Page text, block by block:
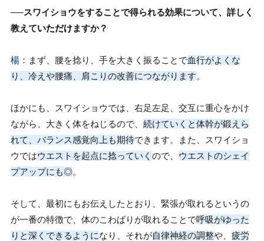
──スワイショウをすることで得られる効果について、詳しく
教えていただけますか？
楊 ：まず、腰を捻り、手を大きく振ることで血行がよくな
り、冷えや腰痛、肩こりの改善につながります。
ほかにも、スワイショウでは、右足左足、交互に重心をかけ
ながら、大きく体をねじるので、 続けていくと体幹が鍛えら
れて、バランス感覚向上も期待できます。また、スワイショ
ウではウエストを起点に捻っていく ので、 ウエストのシェイ
プアップにも◎。
そして、最初にもお伝えしたとおり、緊張が取れるというの
が一番の特徴で、体のこわばりが取れることで呼吸がゆった
りと深くできるようになり、それが自律神経の調整や、 疲労